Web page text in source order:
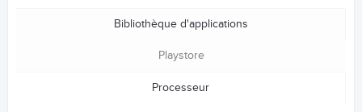
Bibliothèque d'applications
Playstore
Processeur